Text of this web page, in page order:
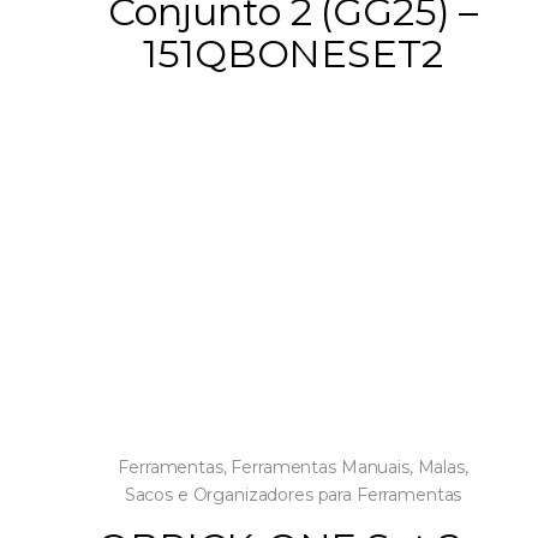
Conjunto 2 (GG25) –
151QBONESET2
Ferramentas, Ferramentas Manuais, Malas,
Sacos e Organizadores para Ferramentas